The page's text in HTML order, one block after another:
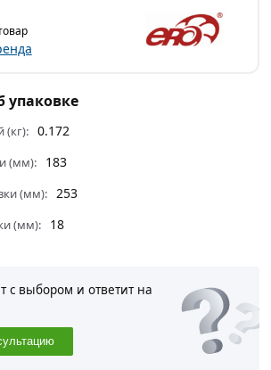
декоративного оформления
или вытяжных вентиляционных
общественных и промышленных
функцию, защищает от
циркуляции воздушных
и цены на товар Решетка
бежевая ERA из категории
действительны в Москве и
(кг): 0.172
(мм): 183
(мм): 253
(мм): 18
с выбором и ответит на